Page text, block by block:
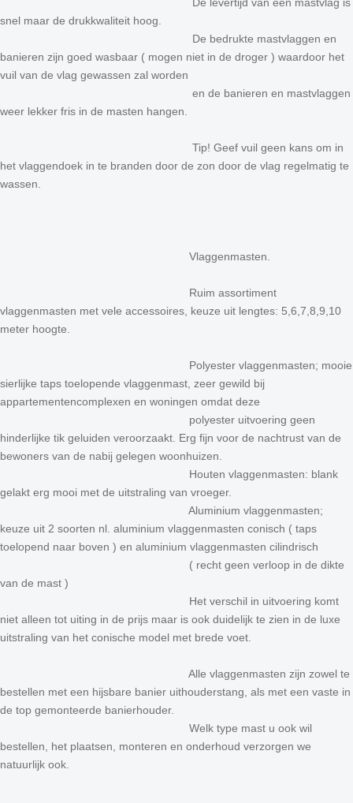
snel maar de drukkwaliteit hoog.
De bedrukte mastvlaggen en
banieren zijn goed wasbaar ( mogen niet in de droger ) waardoor het
vuil van de vlag gewassen zal worden
en de banieren en mastvlaggen
weer lekker fris in de masten hangen.
Tip! Geef vuil geen kans om in
het vlaggendoek in te branden door de zon door de vlag regelmatig te
wassen.
Vlaggenmasten.
Ruim assortiment
vlaggenmasten met vele accessoires, keuze uit lengtes: 5,6,7,8,9,10
meter hoogte.
Polyester vlaggenmasten; mooie
sierlijke taps toelopende vlaggenmast, zeer gewild bij
appartementencomplexen en woningen omdat deze
polyester uitvoering geen
hinderlijke tik geluiden veroorzaakt. Erg fijn voor de nachtrust van de
bewoners van de nabij gelegen woonhuizen.
Houten vlaggenmasten: blank
gelakt erg mooi met de uitstraling van vroeger.
Aluminium vlaggenmasten;
keuze uit 2 soorten nl. aluminium vlaggenmasten conisch ( taps
toelopend naar boven ) en aluminium vlaggenmasten cilindrisch
( recht geen verloop in de dikte
van de mast )
Het verschil in uitvoering komt
niet alleen tot uiting in de prijs maar is ook duidelijk te zien in de luxe
uitstraling van het conische model met brede voet.
Alle vlaggenmasten zijn zowel te
bestellen met een hijsbare banier uithouderstang, als met een vaste in
de top gemonteerde banierhouder.
Welk type mast u ook wil
bestellen, het plaatsen, monteren en onderhoud verzorgen we
natuurlijk ook.